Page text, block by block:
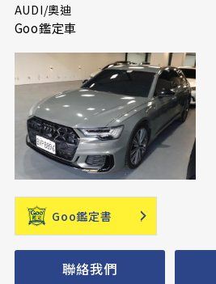
AUDI/奧迪
Goo鑑定車
Goo鑑定書
聯絡我們